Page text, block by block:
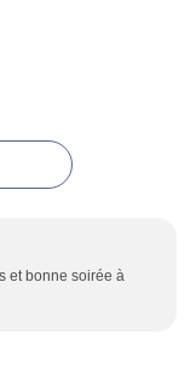
et bonne soirée à